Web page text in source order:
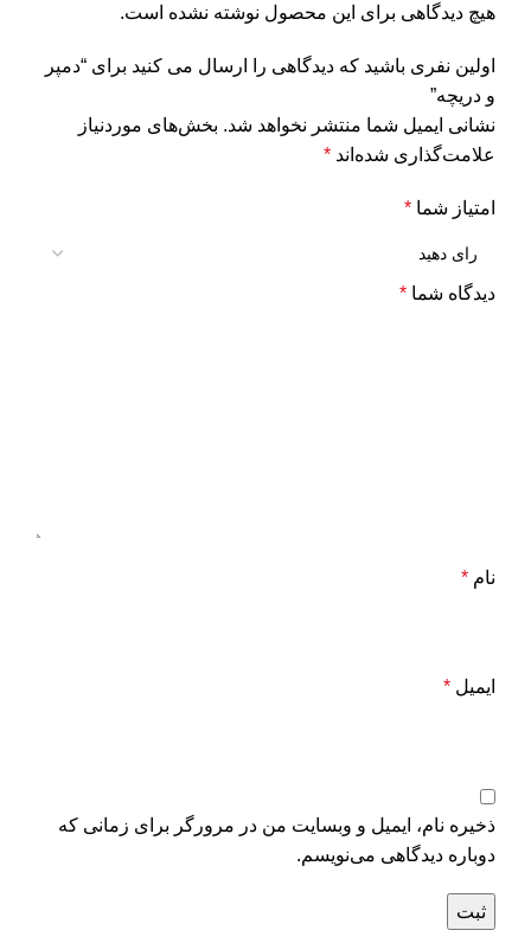
هیچ دیدگاهی برای این محصول نوشته نشده است.
اولین نفری باشید که دیدگاهی را ارسال می کنید برای “دمپر
و دریچه”
نشانی ایمیل شما منتشر نخواهد شد. بخش‌های موردنیاز
علامت‌گذاری شده‌اند *
امتیاز شما *
دیدگاه شما *
نام *
ایمیل *
ذخیره نام، ایمیل و وبسایت من در مرورگر برای زمانی که
دوباره دیدگاهی می‌نویسم.